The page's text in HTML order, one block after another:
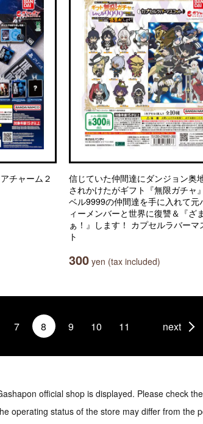
チャーム２
信じていた仲間達にダンジョン奥
されかけたがギフト『無限ガチャ
ベル9999の仲間達を手に入れて元
ィーメンバーと世界に復讐＆『ざま
ぁ！』します！ カプセルラバーマ
ト
300 yen (tax included)
7 8 9 10 11 next
official shop is displayed. Please check
operating status of the store may differ from the